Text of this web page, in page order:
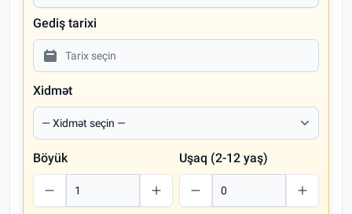
Gediş tarixi
Xidmət
Böyük Uşaq (2-12 yaş)